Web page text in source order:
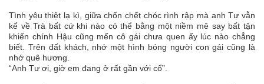
Tình yêu thiệt lạ kì, giữa chốn chết chóc rình rập mà anh Tư vẫn
kể về Trà bất cứ khi nào có thể bằng một niềm mê say bất tận
khiến chính Hậu cũng mến cô gái chưa quen ấy lúc nào chẳng
biết. Trên đất khách, nhớ một hình bóng người con gái cũng là
nhớ quê hương.
“Anh Tư ơi, giờ em đang ở rất gần với cổ”.